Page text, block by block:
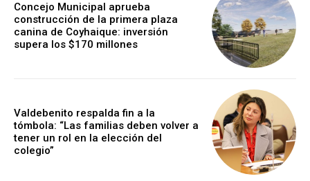
Concejo Municipal aprueba
construcción de la primera plaza
canina de Coyhaique: inversión
supera los $170 millones
Valdebenito respalda fin a la
tómbola: “Las familias deben volver a
tener un rol en la elección del
colegio”